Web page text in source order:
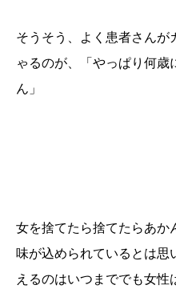
そうそう、よく患者さんが
ゃるのが、「やっぱり何
ん」
女を捨てたら捨てたらあか
味が込められているとは思
えるのはいつまででも女性